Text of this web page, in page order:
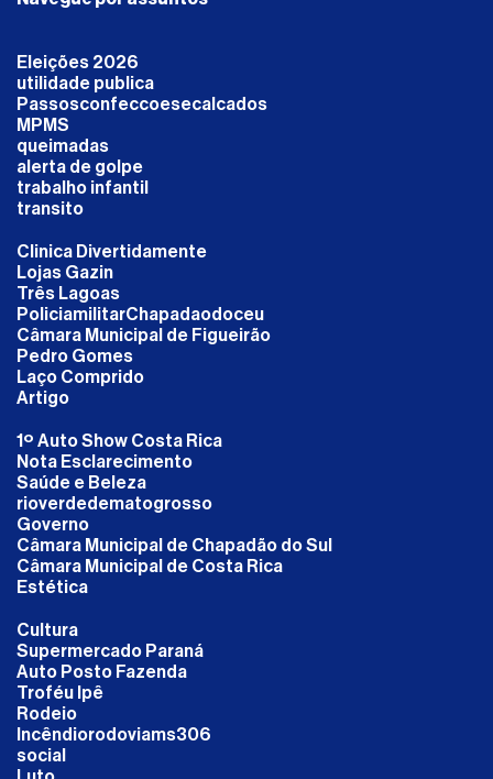
Eleições 2026
utilidade publica
Passosconfeccoesecalcados
MPMS
queimadas
alerta de golpe
trabalho infantil
transito
Clinica Divertidamente
Lojas Gazin
Três Lagoas
PoliciamilitarChapadaodoceu
Câmara Municipal de Figueirão
Pedro Gomes
Laço Comprido
Artigo
1º Auto Show Costa Rica
Nota Esclarecimento
Saúde e Beleza
rioverdedematogrosso
Governo
Câmara Municipal de Chapadão do Sul
Câmara Municipal de Costa Rica
Estética
Cultura
Supermercado Paraná
Auto Posto Fazenda
Troféu Ipê
Rodeio
Incêndiorodoviams306
social